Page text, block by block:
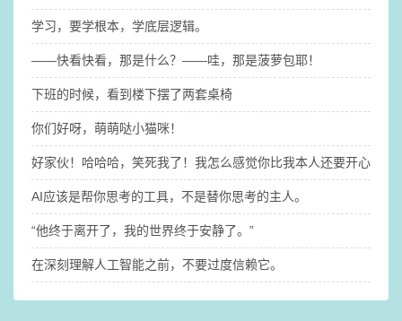
学习，要学根本，学底层逻辑。
——快看快看，那是什么？​——哇，那是菠萝包耶！
下班的时候，看到楼下摆了两套桌椅
你们好呀，萌萌哒小猫咪！
好家伙！哈哈哈，笑死我了！我怎么感觉你比我本人还要开心啊@
AI应该是帮你思考的工具，不是替你思考的主人。
“他终于离开了，我的世界终于安静了。” ​
在深刻理解人工智能之前，不要过度信赖它。